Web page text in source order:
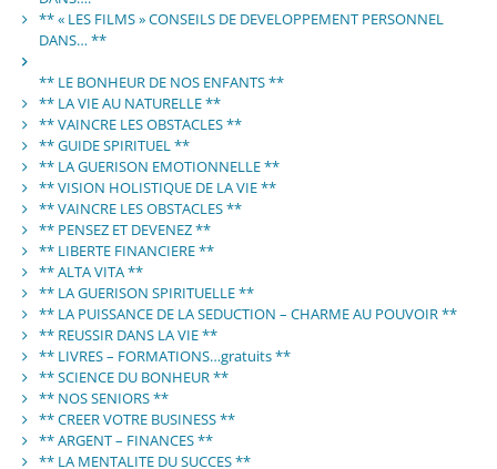
** « LES FILMS » CONSEILS DE DEVELOPPEMENT PERSONNEL
DANS… **
** LE BONHEUR DE NOS ENFANTS **
** LA VIE AU NATURELLE **
** VAINCRE LES OBSTACLES **
** GUIDE SPIRITUEL **
** LA GUERISON EMOTIONNELLE **
** VISION HOLISTIQUE DE LA VIE **
** VAINCRE LES OBSTACLES **
** PENSEZ ET DEVENEZ **
** LIBERTE FINANCIERE **
** ALTA VITA **
** LA GUERISON SPIRITUELLE **
** LA PUISSANCE DE LA SEDUCTION – CHARME AU POUVOIR **
** REUSSIR DANS LA VIE **
** LIVRES – FORMATIONS…gratuits **
** SCIENCE DU BONHEUR **
** NOS SENIORS **
** CREER VOTRE BUSINESS **
** ARGENT – FINANCES **
** LA MENTALITE DU SUCCES **